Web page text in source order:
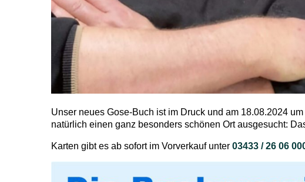
Unser neues Gose-Buch ist im Druck und am 18.08.2024
natürlich einen ganz besonders schönen Ort ausgesucht:
Karten gibt es ab sofort im Vorverkauf unter 03433 / 26 06